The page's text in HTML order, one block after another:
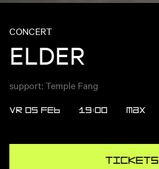
CONCERT
ELDER
support: Temple Fang
VR 05 FEB 19:00 MAX
Tickets